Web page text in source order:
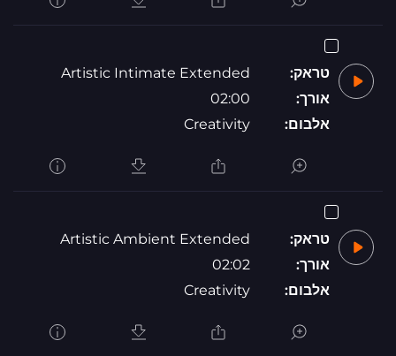
טראק:
Artistic Intimate Extended
אורך:
02:00
אלבום:
Creativity
טראק:
Artistic Ambient Extended
אורך:
02:02
אלבום:
Creativity